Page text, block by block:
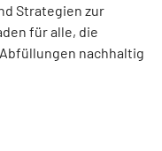
Strategien zur
für alle, die
nachhaltig